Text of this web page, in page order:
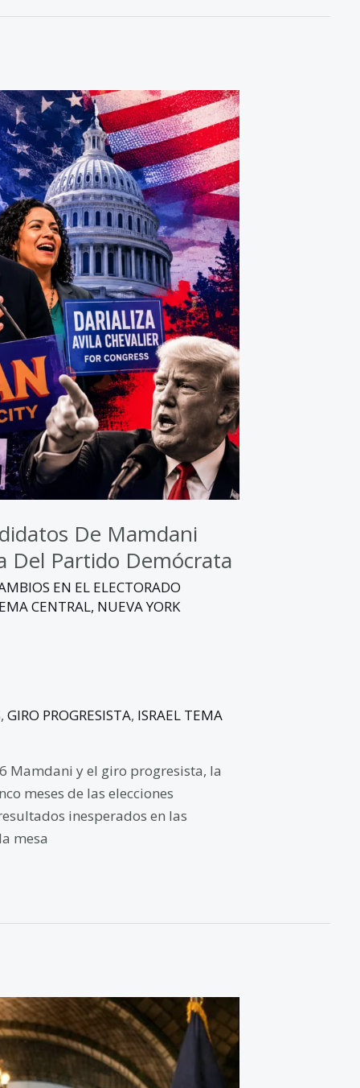
De Mamdani
Del Partido Demócrata
EN EL ELECTORADO
CENTRAL, NUEVA YORK
, GIRO PROGRESISTA, ISRAEL TEMA
Mamdani y el giro progresista, la
meses de las elecciones
inesperados en las
mesa